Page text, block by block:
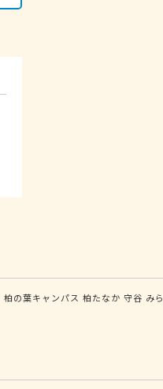
柏の葉キャンパス 柏たなか 守谷 み